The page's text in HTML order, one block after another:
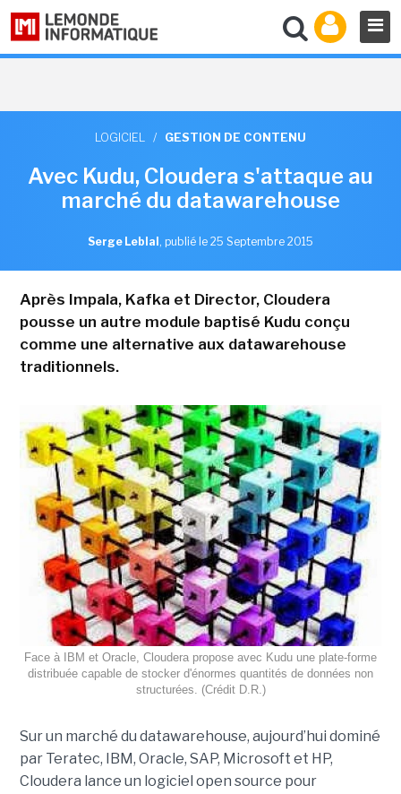
LOGICIEL / GESTION DE CONTENU
Avec Kudu, Cloudera s'attaque au
marché du datawarehouse
Serge Leblal , publié le 25 Septembre 2015
Après Impala, Kafka et Director, Cloudera
pousse un autre module baptisé Kudu conçu
comme une alternative aux datawarehouse
traditionnels.
Face à IBM et Oracle, Cloudera propose avec Kudu une plate-forme
distribuée capable de stocker d'énormes quantités de données non
structurées. (Crédit D.R.)
Sur un marché du datawarehouse, aujourd’hui dominé
par Teratec, IBM, Oracle, SAP, Microsoft et HP,
Cloudera lance un logiciel open source pour